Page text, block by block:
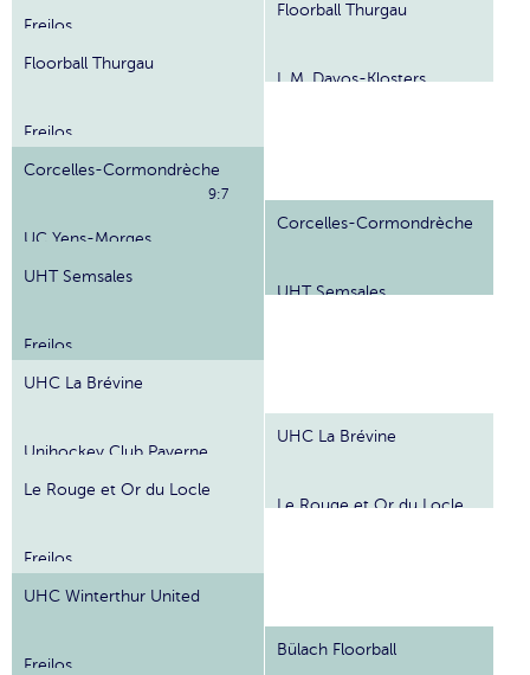
Freilos
Floorball Thurgau
Freilos
Corcelles-Cormondrèche
UC Yens-Morges
9:7
UHT Semsales
Freilos
UHC La Brévine
Unihockey Club Payerne
Le Rouge et Or du Locle
Freilos
UHC Winterthur United
Freilos
Floorball Thurgau
I. M. Davos-Klosters
Corcelles-Cormondrèche
UHT Semsales
UHC La Brévine
Le Rouge et Or du Locle
Bülach Floorball